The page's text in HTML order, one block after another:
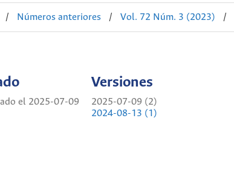
/ Números anteriores / Vol. 72 Núm. 3 (2023) /
el 2025-07-09
Versiones
2025-07-09 (2)
2024-08-13 (1)